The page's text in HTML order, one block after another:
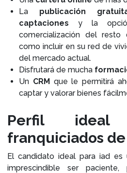
La publicación
captaciones y la
comercialización del resto
como incluir en su red de
del mercado actual.
Disfrutará de mucha
Un CRMque le permitirá
captar y valorar bienes
Perfil
franquiciados
El candidato ideal para iad es
imprescindible ser